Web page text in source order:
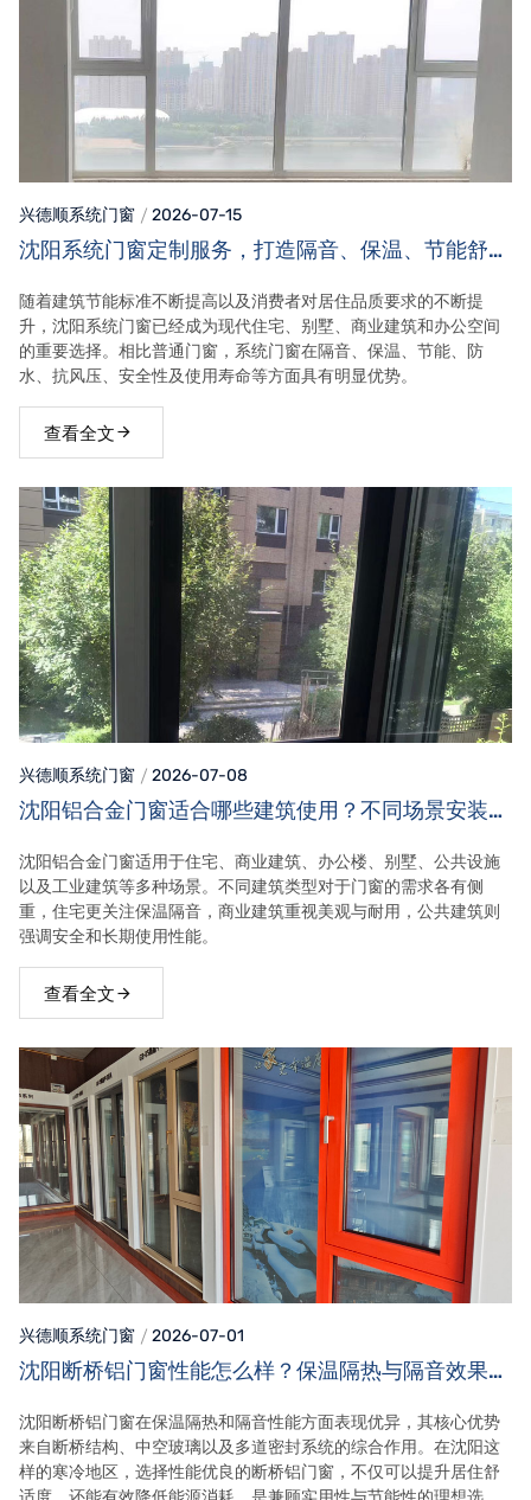
兴德顺系统门窗 2026-07-15
沈阳系统门窗定制服务，打造隔音、保温、节能舒适
随着建筑节能标准不断提高以及消费者对居住品质要求的不断提
升，沈阳系统门窗已经成为现代住宅、别墅、商业建筑和办公空间
的重要选择。相比普通门窗，系统门窗在隔音、保温、节能、防
水、抗风压、安全性及使用寿命等方面具有明显优势。
查看全文
兴德顺系统门窗 2026-07-08
沈阳铝合金门窗适合哪些建筑使用？不同场景安装需
沈阳铝合金门窗适用于住宅、商业建筑、办公楼、别墅、公共设施
以及工业建筑等多种场景。不同建筑类型对于门窗的需求各有侧
重，住宅更关注保温隔音，商业建筑重视美观与耐用，公共建筑则
强调安全和长期使用性能。
查看全文
兴德顺系统门窗 2026-07-01
沈阳断桥铝门窗性能怎么样？保温隔热与隔音效果详
沈阳断桥铝门窗在保温隔热和隔音性能方面表现优异，其核心优势
来自断桥结构、中空玻璃以及多道密封系统的综合作用。在沈阳这
样的寒冷地区，选择性能优良的断桥铝门窗，不仅可以提升居住舒